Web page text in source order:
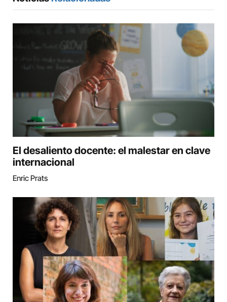
El desaliento docente: el malestar en clave
internacional
Enric Prats